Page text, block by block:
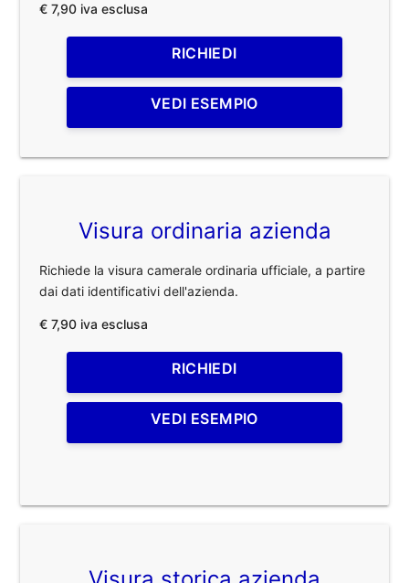
€ 7,90 iva esclusa
RICHIEDI
VEDI ESEMPIO
Visura ordinaria azienda
Richiede la visura camerale ordinaria ufficiale, a partire
dai dati identificativi dell'azienda.
€ 7,90 iva esclusa
RICHIEDI
VEDI ESEMPIO